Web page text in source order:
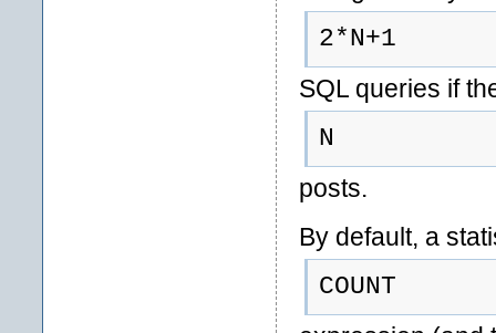
2*N+1
SQL queries if
N
posts.
By default, a
COUNT